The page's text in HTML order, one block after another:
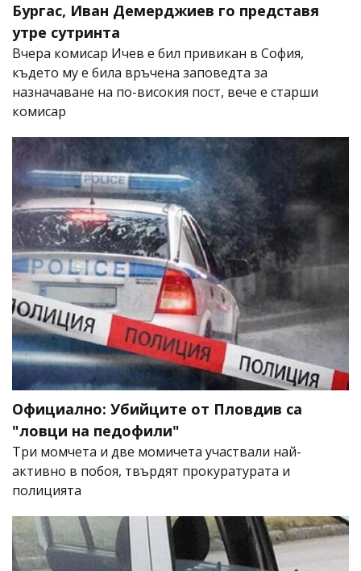
Бургас, Иван Демерджиев го представя
утре сутринта
Вчера комисар Ичев е бил привикан в София,
където му е била връчена заповедта за
назначаване на по-високия пост, вече е старши
комисар
Официално: Убийците от Пловдив са
"ловци на педофили"
Три момчета и две момичета участвали най-
активно в побоя, твърдят прокуратурата и
полицията